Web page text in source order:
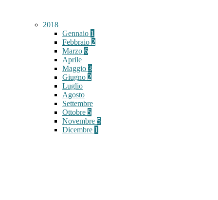
2018
Gennaio 1
Febbraio 2
Marzo 6
Aprile
Maggio 3
Giugno 2
Luglio
Agosto
Settembre
Ottobre 5
Novembre 5
Dicembre 1